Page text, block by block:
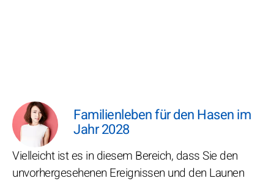
Familienleben für den Hasen im
Jahr 2028
Vielleicht ist es in diesem Bereich, dass Sie den
unvorhergesehenen Ereignissen und den Launen